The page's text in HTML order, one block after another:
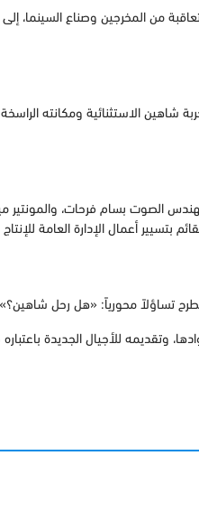
من المخرجين وصناع السينما، إلى
الاستثنائية ومكانته الراسخة
الصوت بسام فرحات، والمونتير
بتسيير أعمال الإدارة العامة
ليطرح تساؤلاً محورياً: «هل رحل
وتقديمه للأجيال الجديدة باعتباره